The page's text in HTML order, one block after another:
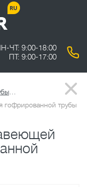
ЧТ: 9:00-18:00
ПТ: 9:00-17:00
гофрированной трубы